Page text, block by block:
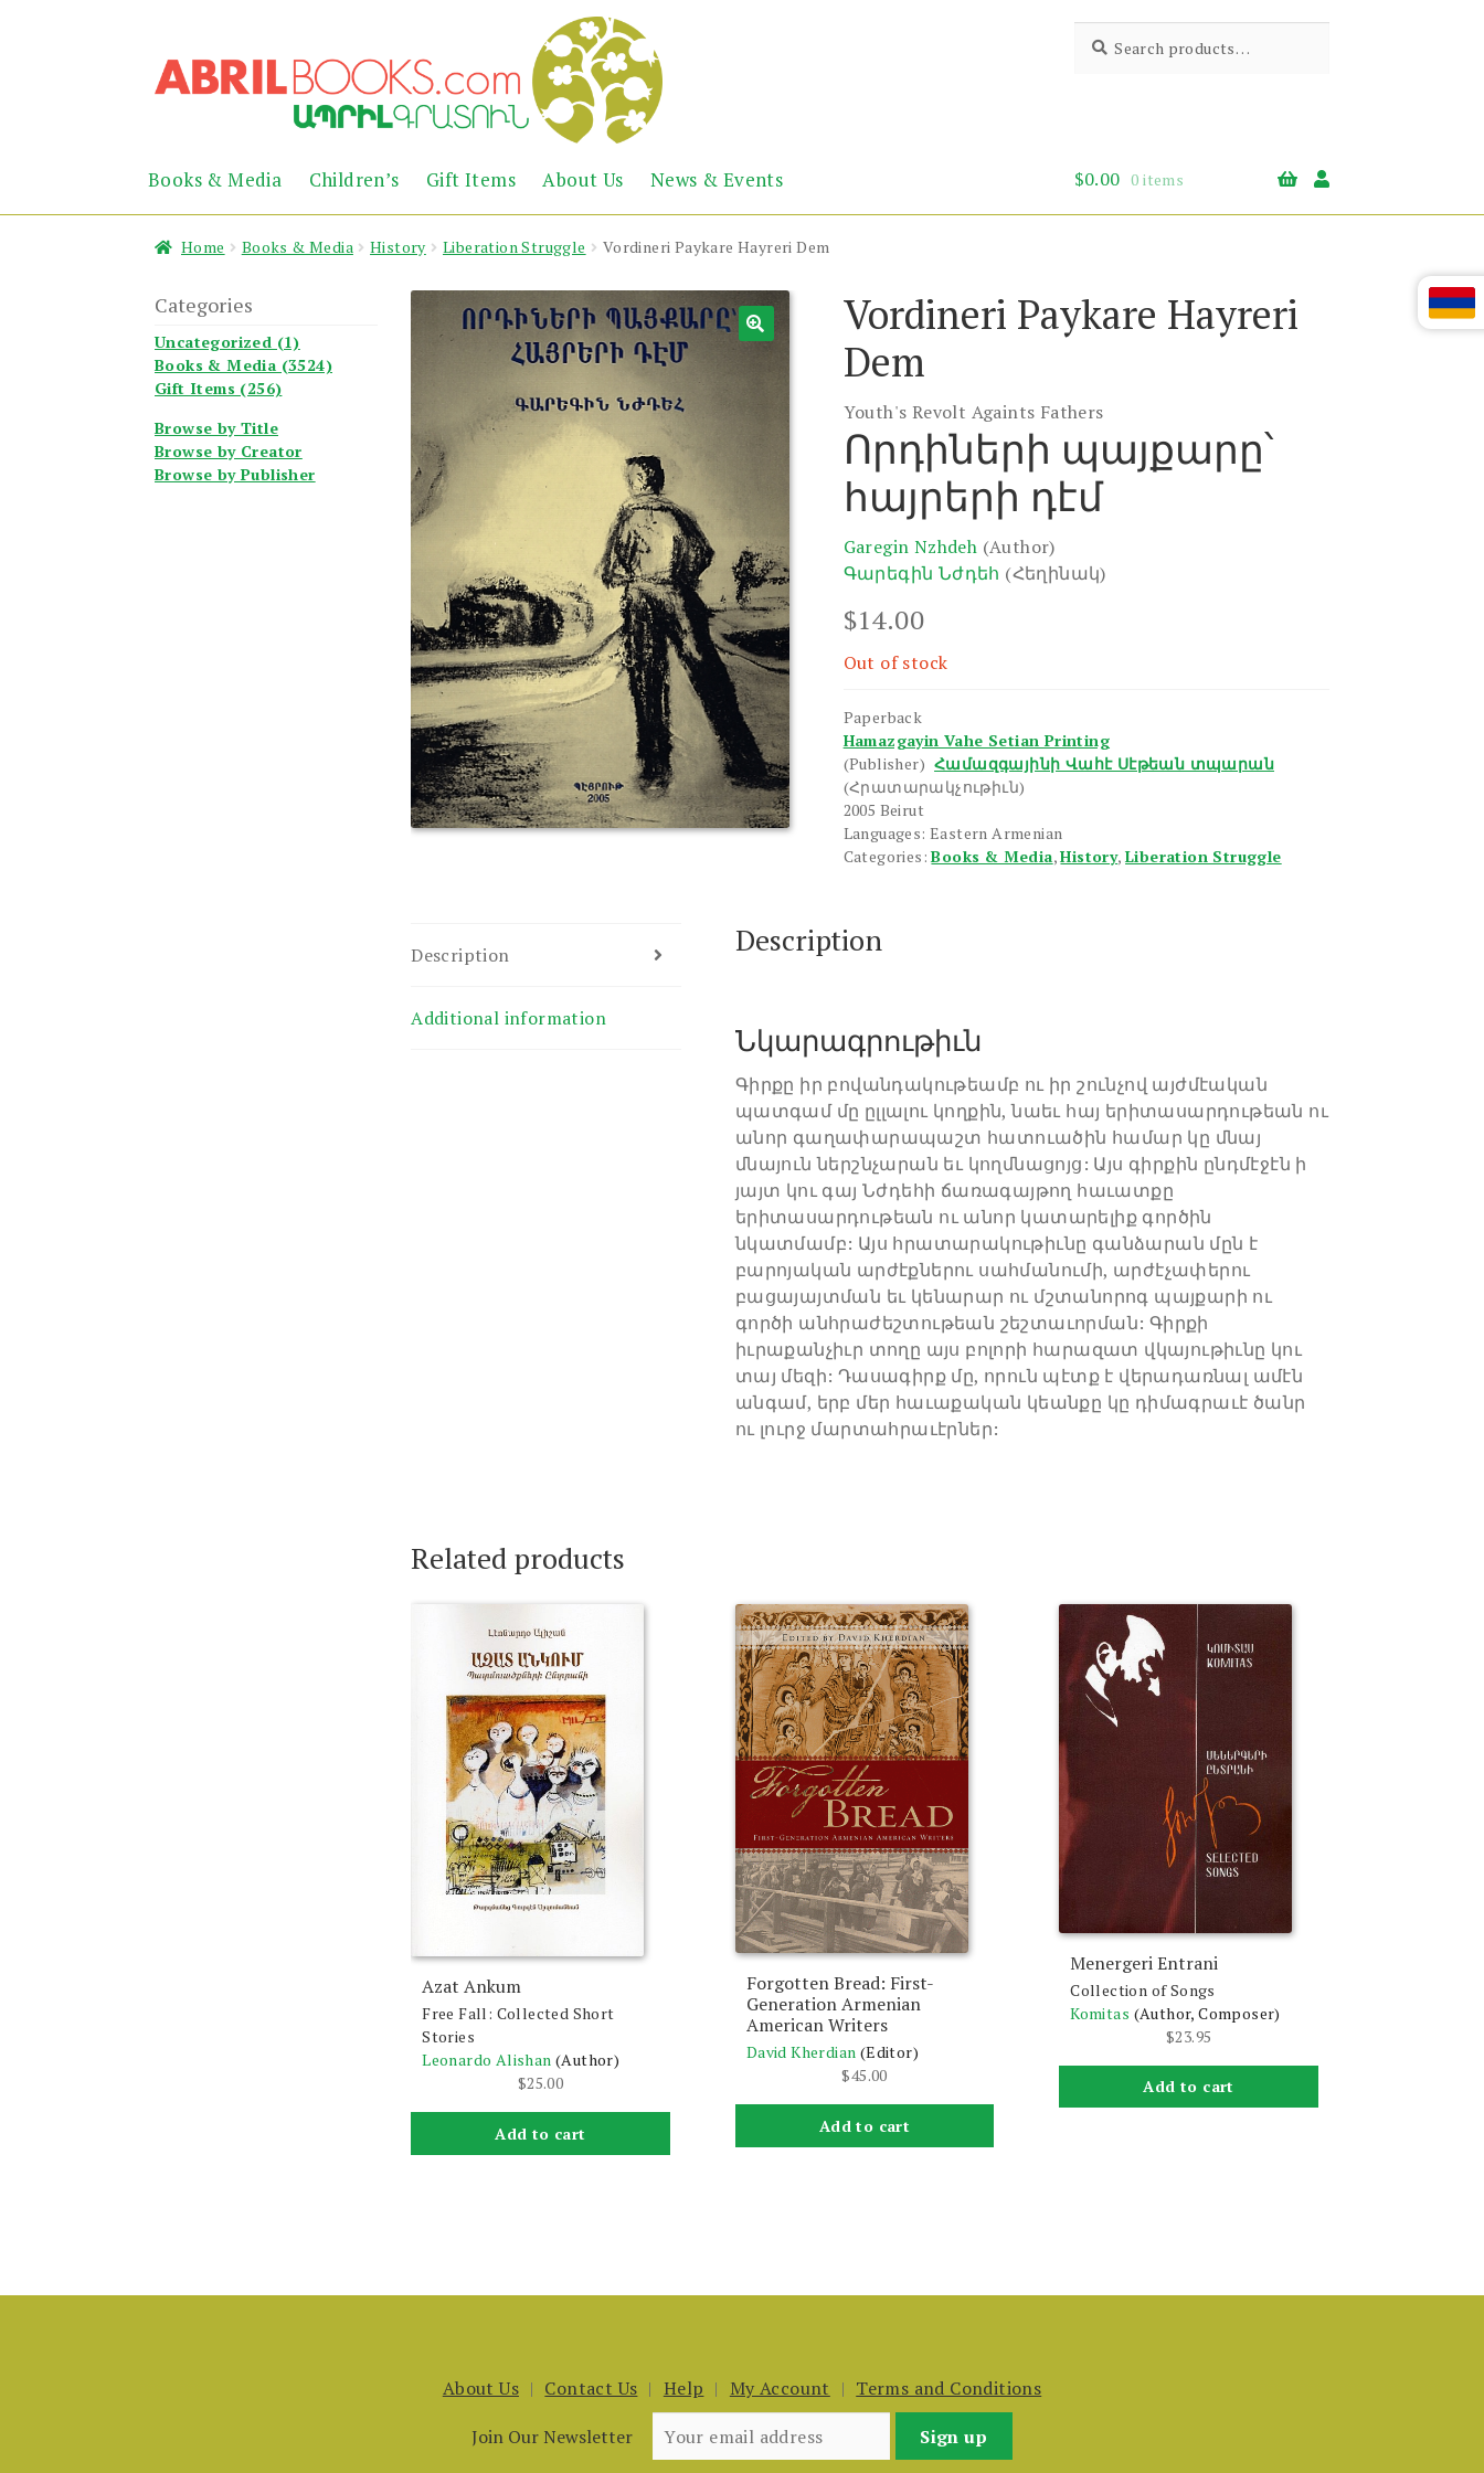
to
navigation
to
content
Abril
Books
the
Armenian
Heritage
for:
Books & Media Children’s Gift Items About Us News & Events $0.00 0 items
Home Books & Media History Liberation Struggle Vordineri Paykare Hayreri Dem
Vordineri Paykare Hayreri
Dem
Youth's Revolt Againts Fathers
Որդիների պայքարը՝
հայրերի դէմ
Garegin Nzhdeh (Author)
Գարեգին Նժդեհ (Հեղինակ)
$14.00
Out of stock
Paperback
Hamazgayin Vahe Setian Printing
(Publisher) Համազգայինի Վահէ Սէթեան տպարան
(Հրատարակչութիւն)
2005 Beirut
Languages: Eastern Armenian
Categories:Books & Media,History,Liberation Struggle
Description
Additional information
Description
Նկարագրութիւն
Գիրքը իր բովանդակութեամբ ու իր շունչով այժմէական
պատգամ մը ըլլալու կողքին, նաեւ հայ երիտասարդութեան ու
անոր գաղափարապաշտ հատուածին համար կը մնայ
մնայուն ներշնչարան եւ կողմնացոյց: Այս գիրքին ընդմէջէն ի
յայտ կու գայ Նժդեհի ճառագայթող հաւատքը
երիտասարդութեան ու անոր կատարելիք գործին
նկատմամբ: Այս հրատարակութիւնը գանձարան մըն է
բարոյական արժէքներու սահմանումի, արժէչափերու
բացայայտման եւ կենարար ու մշտանորոգ պայքարի ու
գործի անհրաժեշտութեան շեշտաւորման: Գիրքի
իւրաքանչիւր տողը այս բոլորի հարազատ վկայութիւնը կու
տայ մեզի: Դասագիրք մը, որուն պէտք է վերադառնալ ամէն
անգամ, երբ մեր հաւաքական կեանքը կը դիմագրաւէ ծանր
ու լուրջ մարտահրաւէրներ:
Related products
Azat Ankum
Free Fall: Collected Short
Stories
Leonardo Alishan (Author)
$25.00
Add to cart
Forgotten Bread: First-
Generation Armenian
American Writers
David Kherdian (Editor)
$45.00
Add to cart
Menergeri Entrani
Collection of Songs
Komitas (Author, Composer)
$23.95
Add to cart
Categories
Uncategorized (1)
Books & Media (3524)
Gift Items (256)
Browse by Title
Browse by Creator
Browse by Publisher
About Us Contact Us Help My Account
Terms and Conditions
Join Our Newsletter